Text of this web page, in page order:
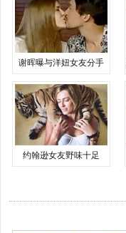
谢晖曝与洋妞女友分手
约翰逊女友野味十足